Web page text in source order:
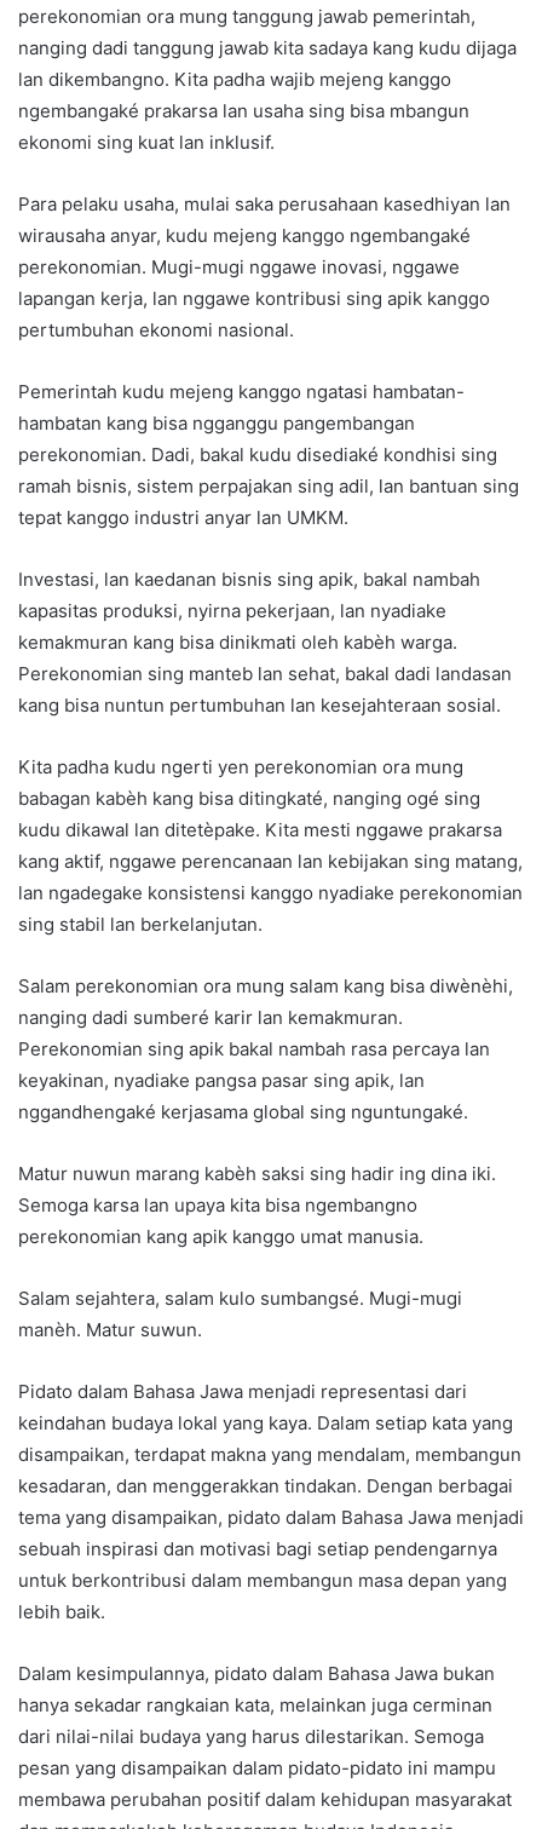
perekonomian ora mung tanggung jawab pemerintah,
nanging dadi tanggung jawab kita sadaya kang kudu dijaga
lan dikembangno. Kita padha wajib mejeng kanggo
ngembangaké prakarsa lan usaha sing bisa mbangun
ekonomi sing kuat lan inklusif.
Para pelaku usaha, mulai saka perusahaan kasedhiyan lan
wirausaha anyar, kudu mejeng kanggo ngembangaké
perekonomian. Mugi-mugi nggawe inovasi, nggawe
lapangan kerja, lan nggawe kontribusi sing apik kanggo
pertumbuhan ekonomi nasional.
Pemerintah kudu mejeng kanggo ngatasi hambatan-
hambatan kang bisa ngganggu pangembangan
perekonomian. Dadi, bakal kudu disediaké kondhisi sing
ramah bisnis, sistem perpajakan sing adil, lan bantuan sing
tepat kanggo industri anyar lan UMKM.
Investasi, lan kaedanan bisnis sing apik, bakal nambah
kapasitas produksi, nyirna pekerjaan, lan nyadiake
kemakmuran kang bisa dinikmati oleh kabèh warga.
Perekonomian sing manteb lan sehat, bakal dadi landasan
kang bisa nuntun pertumbuhan lan kesejahteraan sosial.
Kita padha kudu ngerti yen perekonomian ora mung
babagan kabèh kang bisa ditingkaté, nanging ogé sing
kudu dikawal lan ditetèpake. Kita mesti nggawe prakarsa
kang aktif, nggawe perencanaan lan kebijakan sing matang,
lan ngadegake konsistensi kanggo nyadiake perekonomian
sing stabil lan berkelanjutan.
Salam perekonomian ora mung salam kang bisa diwènèhi,
nanging dadi sumberé karir lan kemakmuran.
Perekonomian sing apik bakal nambah rasa percaya lan
keyakinan, nyadiake pangsa pasar sing apik, lan
nggandhengaké kerjasama global sing nguntungaké.
Matur nuwun marang kabèh saksi sing hadir ing dina iki.
Semoga karsa lan upaya kita bisa ngembangno
perekonomian kang apik kanggo umat manusia.
Salam sejahtera, salam kulo sumbangsé. Mugi-mugi
manèh. Matur suwun.
Pidato dalam Bahasa Jawa menjadi representasi dari
keindahan budaya lokal yang kaya. Dalam setiap kata yang
disampaikan, terdapat makna yang mendalam, membangun
kesadaran, dan menggerakkan tindakan. Dengan berbagai
tema yang disampaikan, pidato dalam Bahasa Jawa menjadi
sebuah inspirasi dan motivasi bagi setiap pendengarnya
untuk berkontribusi dalam membangun masa depan yang
lebih baik.
Dalam kesimpulannya, pidato dalam Bahasa Jawa bukan
hanya sekadar rangkaian kata, melainkan juga cerminan
dari nilai-nilai budaya yang harus dilestarikan. Semoga
pesan yang disampaikan dalam pidato-pidato ini mampu
membawa perubahan positif dalam kehidupan masyarakat